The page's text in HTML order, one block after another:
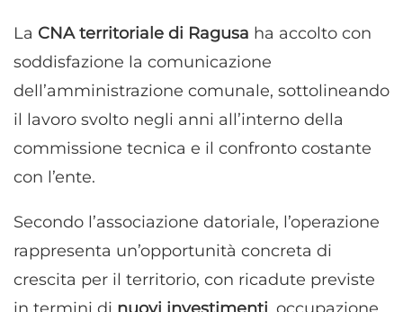
La CNA territoriale di Ragusa ha accolto con
soddisfazione la comunicazione
dell’amministrazione comunale, sottolineando
il lavoro svolto negli anni all’interno della
commissione tecnica e il confronto costante
con l’ente.
Secondo l’associazione datoriale, l’operazione
rappresenta un’opportunità concreta di
crescita per il territorio, con ricadute previste